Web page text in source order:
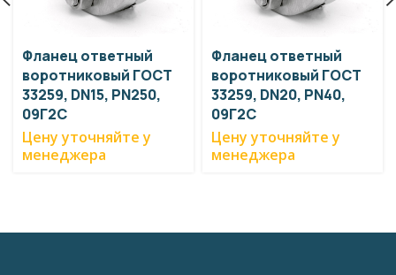
Фланец ответный
воротниковый ГОСТ
33259, DN15, PN250,
09Г2С
Цену уточняйте у
менеджера
Фланец ответный
воротниковый ГОСТ
33259, DN20, PN40,
09Г2С
Цену уточняйте у
менеджера